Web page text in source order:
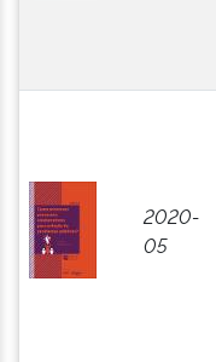
2020-
05